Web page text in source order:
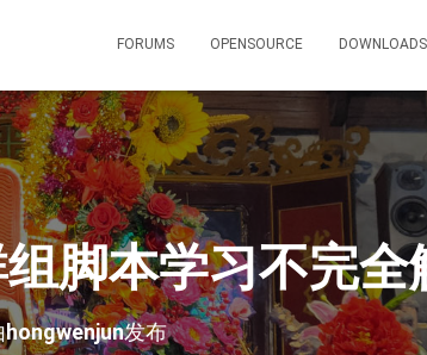
FORUMS OPENSOURCE DOWNLOADS
脚本学习不完全
hongwenjun发布